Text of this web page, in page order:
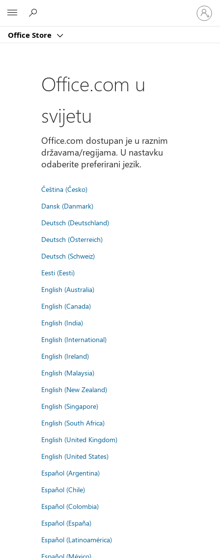
Office Store
Prijavite
se
u
račun
Office.com u
svijetu
Office.com dostupan je u raznim
državama/regijama. U nastavku
odaberite preferirani jezik.
Čeština (Česko)
Dansk (Danmark)
Deutsch (Deutschland)
Deutsch (Österreich)
Deutsch (Schweiz)
Eesti (Eesti)
English (Australia)
English (Canada)
English (India)
English (International)
English (Ireland)
English (Malaysia)
English (New Zealand)
English (Singapore)
English (South Africa)
English (United Kingdom)
English (United States)
Español (Argentina)
Español (Chile)
Español (Colombia)
Español (España)
Español (Latinoamérica)
Español (México)